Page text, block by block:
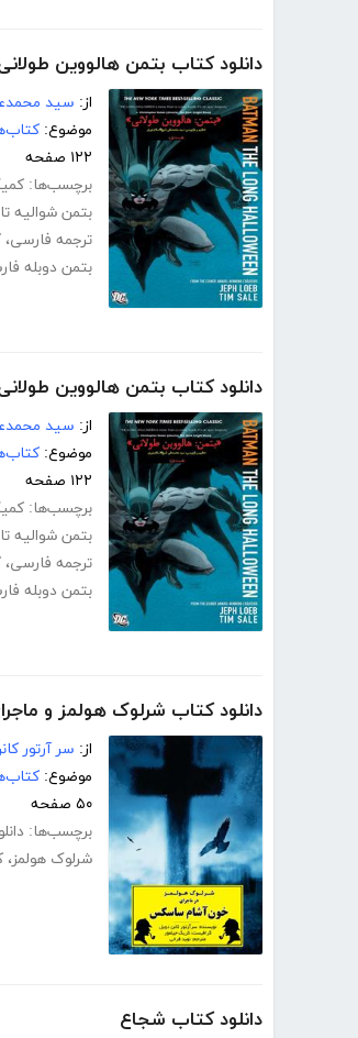
دانلود کتاب بتمن هالووین
از: سید
موضوع:
۱۲۲ صفحه
برچسب‌ها:
بتمن شوالیه
ترجمه فارسی،
بتمن دوبله
دانلود کتاب بتمن هالووین
از: سید
موضوع:
۱۲۲ صفحه
برچسب‌ها:
بتمن شوالیه
ترجمه فارسی،
بتمن دوبله
دانلود کتاب شرلوک هولمز و
از: سر آرتور
موضوع:
۵۰ صفحه
برچسب‌ها:
شرلوک هولمز،
دانلود کتاب شجاع